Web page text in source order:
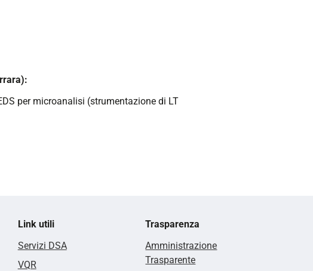
per microanalisi (strumentazione di LT
Link utili
Servizi DSA
VQR
Trasparenza
Amministrazione
Trasparente